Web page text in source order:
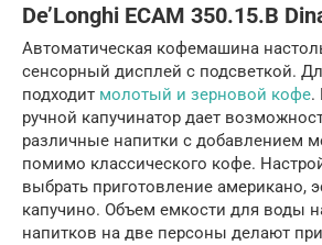
De’Longhi ECAM 350.15.B
Автоматическая кофемашина
сенсорный дисплей с подсветкой.
подходит молотый и зерновой кофе.
ручной капучинатор дает
различные напитки с добавлением
помимо классического кофе.
выбрать приготовление американо,
капучино. Объем емкости для воды
напитков на две персоны делают